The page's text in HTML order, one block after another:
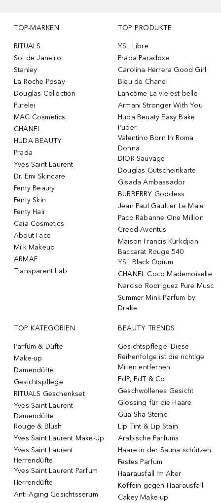
TOP-MARKEN
RITUALS
Sol de Janeiro
Stanley
La Roche-Posay
Douglas Collection
Purelei
MAC Cosmetics
CHANEL
HUDA BEAUTY
Prada
Yves Saint Laurent
Dr. Emi Skincare
Fenty Beauty
Fenty Skin
Fenty Hair
Caia Cosmetics
About Face
Milk Makeup
ARMAF
Transparent Lab
TOP PRODUKTE
YSL Libre
Prada Paradoxe
Carolina Herrera Good Girl
Bleu de Chanel
Lancôme La vie est belle
Armani Stronger With You
Huda Beuaty Easy Bake
Puder
Valentino Born In Roma
Donna
DIOR Sauvage
Douglas Gutscheinkarte
Gisada Ambassador
BURBERRY Goddess
Jean Paul Gaultier Le Male
Paco Rabanne One Million
Creed Aventus
Maison Francis Kurkdjian
Baccarat Rouge 540
YSL Black Opium
CHANEL Coco Mademoiselle
Narciso Rodriguez Pure Musc
Summer Mink Parfum by
Drake
TOP KATEGORIEN
Parfüm & Düfte
Make-up
Damendüfte
Gesichtspflege
RITUALS Geschenkset
Yves Saint Laurent
Damendüfte
Rouge & Blush
Yves Saint Laurent Make-Up
Yves Saint Laurent
Herrendüfte
Yves Saint Laurent Parfum
Herrendüfte
Anti-Aging Gesichtsserum
BEAUTY TRENDS
Gesichtspflege: Diese
Reihenfolge ist die richtige
Milien entfernen
EdP, EdT & Co.
Geschwollenes Gesicht
Glossing für die Haare
Gua Sha Steine
Lip Tint & Lip Stain
Arabische Parfums
Haare in der Sauna schützen
Festes Parfum
Haarausfall im Alter
Koffein gegen Haarausfall
Cakey Make-up